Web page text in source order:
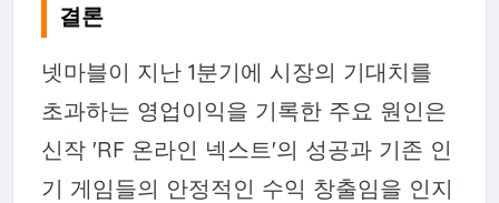
결론
넷마블이 지난 1분기에 시장의 기대치를
초과하는 영업이익을 기록한 주요 원인은
신작 'RF 온라인 넥스트'의 성공과 기존 인
기 게임들의 안정적인 수익 창출임을 인지